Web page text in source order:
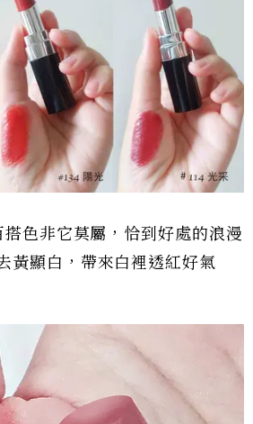
搭色非它莫屬，恰到好處的浪漫
黃顯白，帶來白裡透紅好氣